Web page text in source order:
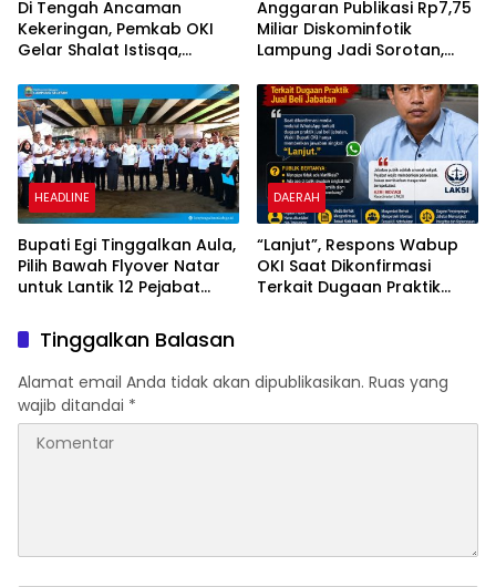
Di Tengah Ancaman
Kekeringan, Pemkab OKI
Gelar Shalat Istisqa,
Keberadaan Bupati OKI
Anggaran Publikasi Rp7,75
Miliar Diskominfotik
Lampung Jadi Sorotan,
Dana Dipertanyakan
HEADLINE
Bupati Egi Tinggalkan Aula,
Pilih Bawah Flyover Natar
untuk Lantik 12 Pejabat
DAERAH
“Lanjut”, Respons Wabup
OKI Saat Dikonfirmasi
Terkait Dugaan Praktik
Tinggalkan Balasan
Alamat email Anda tidak akan dipublikasikan. Ruas yang
wajib ditandai *